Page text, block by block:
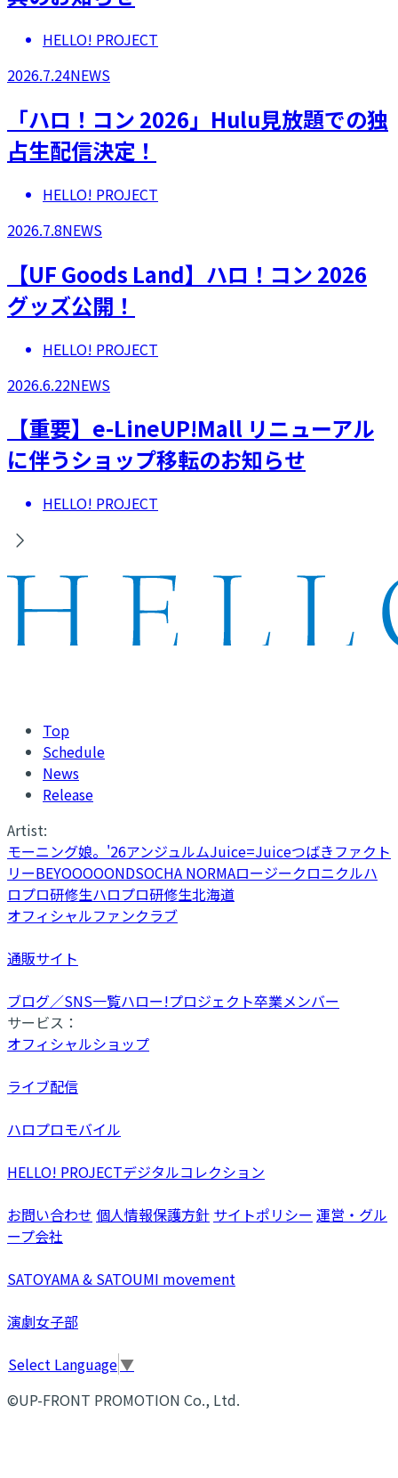
HELLO! PROJECT
2026.7.24NEWS
「ハロ！コン 2026」Hulu見放題での独
占生配信決定！
HELLO! PROJECT
2026.7.8NEWS
【UF Goods Land】ハロ！コン 2026
グッズ公開！
HELLO! PROJECT
2026.6.22NEWS
【重要】e-LineUP!Mall リニューアル
に伴うショップ移転のお知らせ
HELLO! PROJECT
Top
Schedule
News
Release
Artist:
モーニング娘。'26アンジュルムJuice=Juiceつばきファクト
リーBEYOOOOONDSOCHA NORMAロージークロニクルハ
ロプロ研修生ハロプロ研修生北海道
オフィシャルファンクラブ
通販サイト
ブログ／SNS一覧ハロー!プロジェクト卒業メンバー
サービス：
オフィシャルショップ
ライブ配信
ハロプロモバイル
HELLO! PROJECTデジタルコレクション
お問い合わせ 個人情報保護方針 サイトポリシー 運営・グル
ープ会社
SATOYAMA & SATOUMI movement
演劇女子部
Select Language▼
©UP-FRONT PROMOTION Co., Ltd.